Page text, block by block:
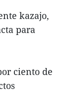
kazajo,
para
ciento de